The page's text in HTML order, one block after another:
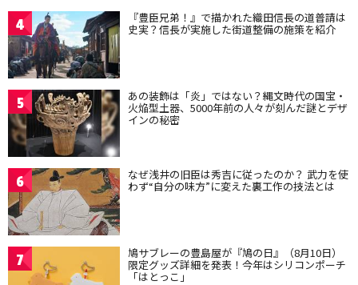
4 『豊臣兄弟！』で描かれた織田信長の道普請は
史実？信長が実施した街道整備の施策を紹介
5 あの装飾は「炎」ではない？縄文時代の国宝・
火焔型土器、5000年前の人々が刻んだ謎とデザ
インの秘密
6 なぜ浅井の旧臣は秀吉に従ったのか？ 武力を使
わず“自分の味方”に変えた裏工作の技法とは
7 鳩サブレーの豊島屋が『鳩の日』（8月10日）
限定グッズ詳細を発表！今年はシリコンポーチ
「はとっこ」